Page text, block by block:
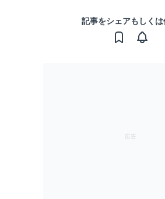
記事をシェアもしく